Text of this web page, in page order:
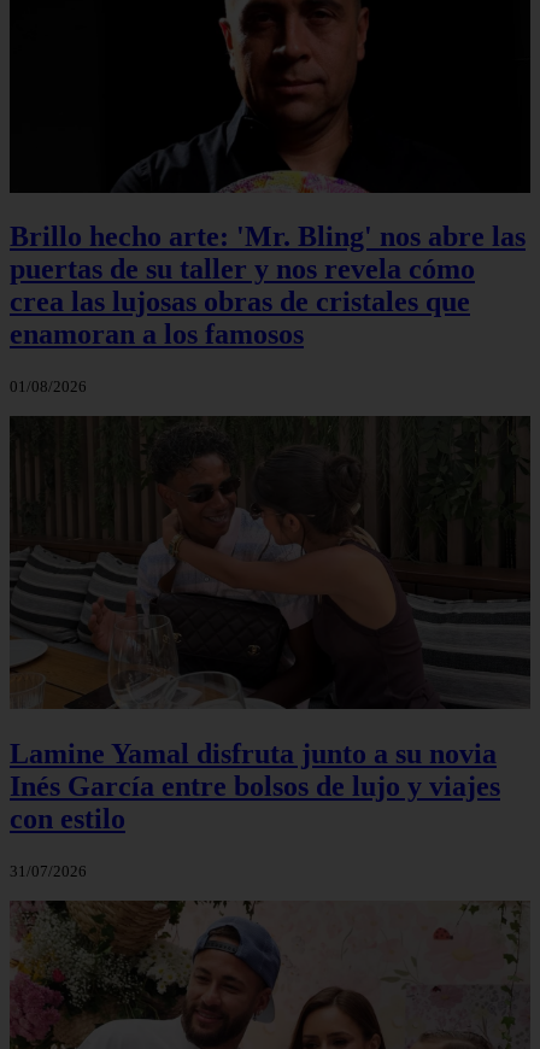
Brillo hecho arte: 'Mr. Bling' nos abre las
puertas de su taller y nos revela cómo
crea las lujosas obras de cristales que
enamoran a los famosos
01/08/2026
Lamine Yamal disfruta junto a su novia
Inés García entre bolsos de lujo y viajes
con estilo
31/07/2026